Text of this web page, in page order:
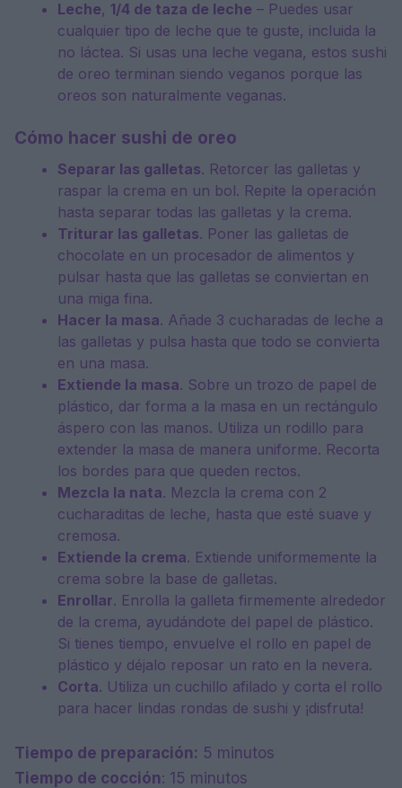
Leche, 1/4 de taza de leche – Puedes usar
cualquier tipo de leche que te guste, incluida la
no láctea. Si usas una leche vegana, estos sushi
de oreo terminan siendo veganos porque las
oreos son naturalmente veganas.
Cómo hacer sushi de oreo
Separar las galletas. Retorcer las galletas y
raspar la crema en un bol. Repite la operación
hasta separar todas las galletas y la crema.
Triturar las galletas. Poner las galletas de
chocolate en un procesador de alimentos y
pulsar hasta que las galletas se conviertan en
una miga fina.
Hacer la masa. Añade 3 cucharadas de leche a
las galletas y pulsa hasta que todo se convierta
en una masa.
Extiende la masa. Sobre un trozo de papel de
plástico, dar forma a la masa en un rectángulo
áspero con las manos. Utiliza un rodillo para
extender la masa de manera uniforme. Recorta
los bordes para que queden rectos.
Mezcla la nata. Mezcla la crema con 2
cucharaditas de leche, hasta que esté suave y
cremosa.
Extiende la crema. Extiende uniformemente la
crema sobre la base de galletas.
Enrollar. Enrolla la galleta firmemente alrededor
de la crema, ayudándote del papel de plástico.
Si tienes tiempo, envuelve el rollo en papel de
plástico y déjalo reposar un rato en la nevera.
Corta. Utiliza un cuchillo afilado y corta el rollo
para hacer lindas rondas de sushi y ¡disfruta!
Tiempo de preparación: 5 minutos
Tiempo de cocción: 15 minutos